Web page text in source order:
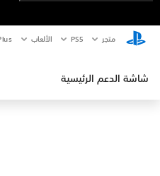
متجر PS5‏ الألعاب
شاشة الدعم الرئيسية